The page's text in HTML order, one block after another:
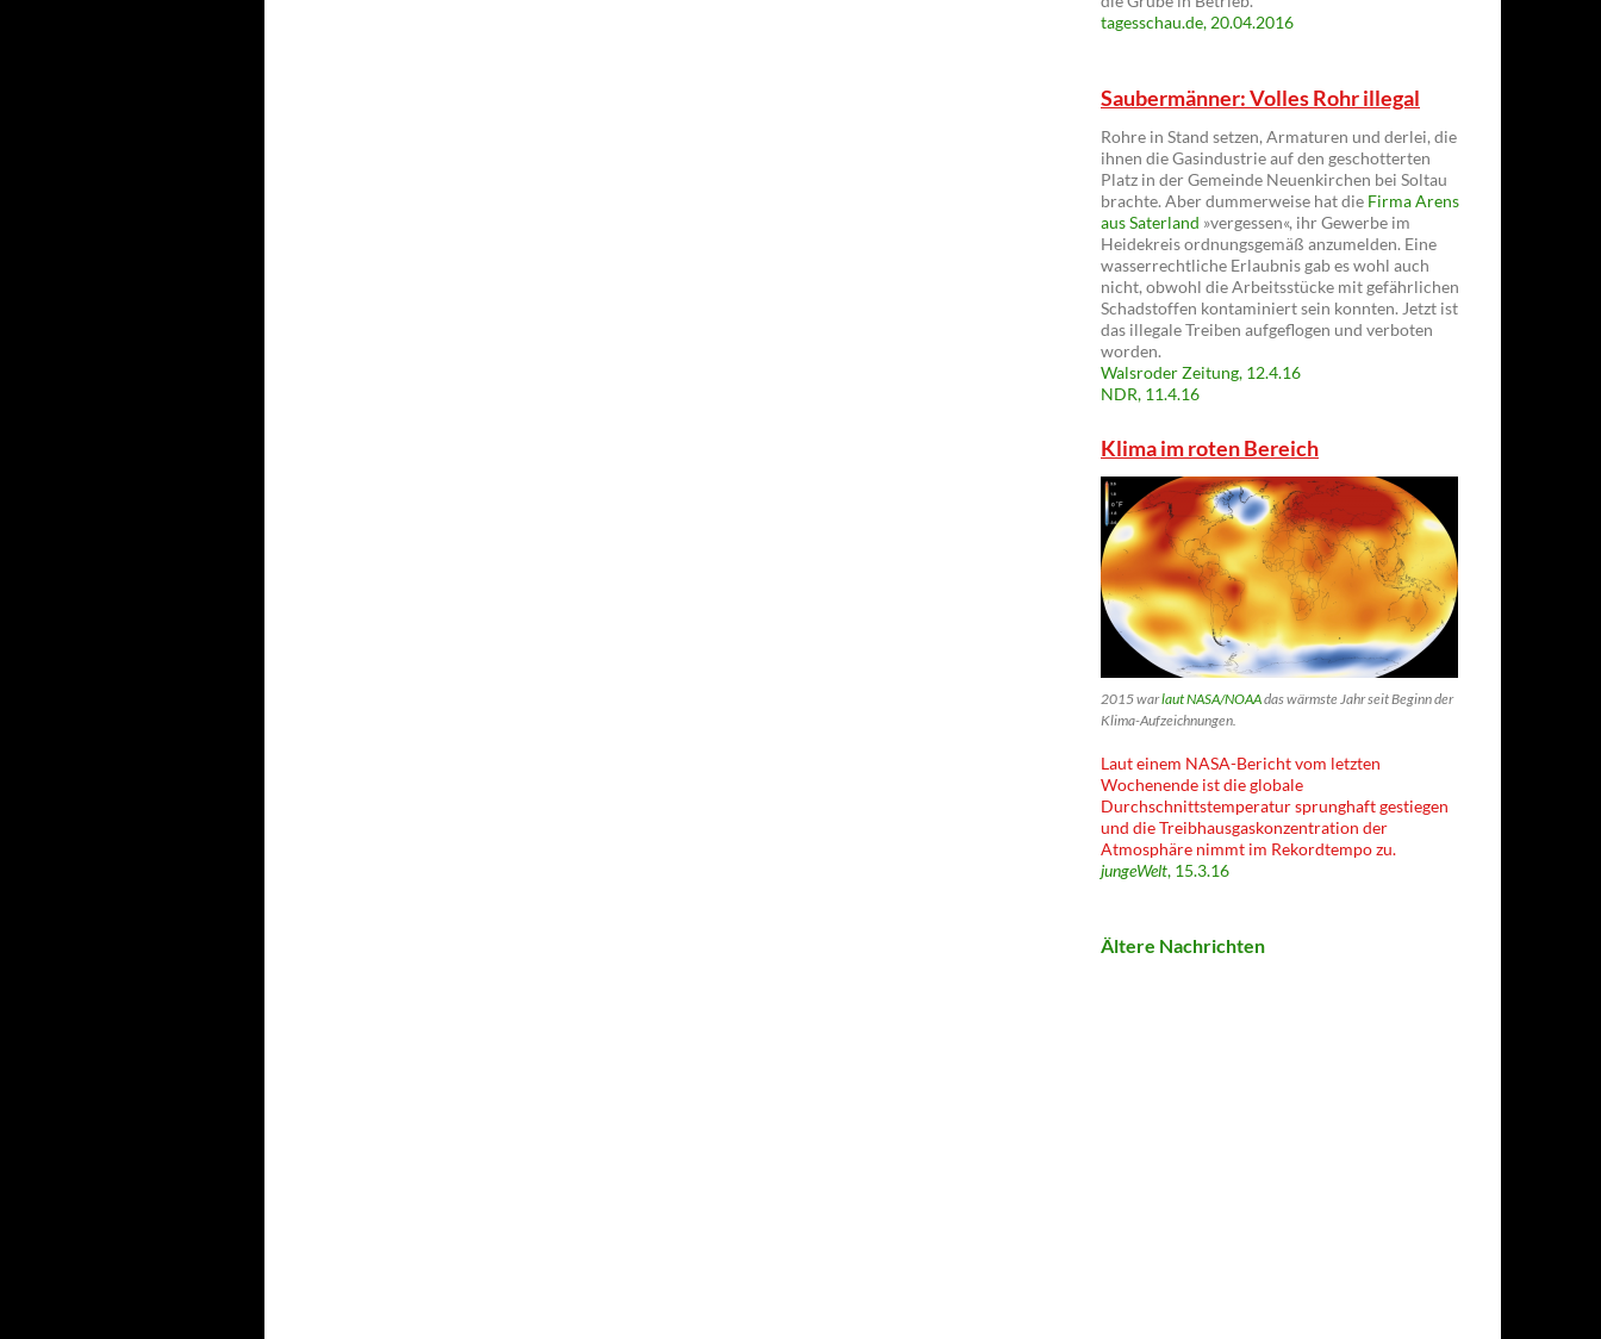
tagesschau.de, 20.04.2016
Saubermänner: Volles Rohr illegal
Rohre in Stand setzen, Armaturen und derlei, die
ihnen die Gasindustrie auf den geschotterten
Platz in der Gemeinde Neuenkirchen bei Soltau
brachte. Aber dummerweise hat die Firma Arens
aus Saterland »vergessen«, ihr Gewerbe im
Heidekreis ordnungsgemäß anzumelden. Eine
wasserrechtliche Erlaubnis gab es wohl auch
nicht, obwohl die Arbeitsstücke mit gefährlichen
Schadstoffen kontaminiert sein konnten. Jetzt ist
das illegale Treiben aufgeflogen und verboten
worden.
Walsroder Zeitung, 12.4.16
NDR, 11.4.16
Klima im roten Bereich
2015 warlaut NASA/NOAAdas wärmste Jahr seit Beginn der
Klima-Aufzeichnungen.
Laut einem NASA-Bericht vom letzten
Wochenende ist die globale
Durchschnittstemperatur sprunghaft gestiegen
und die Treibhausgaskonzentration der
Atmosphäre nimmt im Rekordtempo zu.
jungeWelt, 15.3.16
Ältere Nachrichten